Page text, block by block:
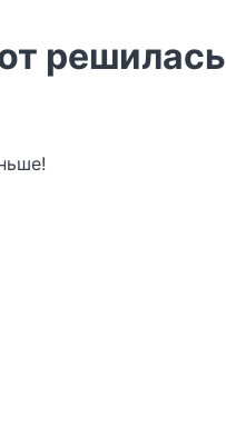
решилась